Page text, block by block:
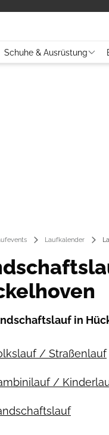
Schuhe & Ausrüstung
Laufkalender
in
/ Straßenlauf
/